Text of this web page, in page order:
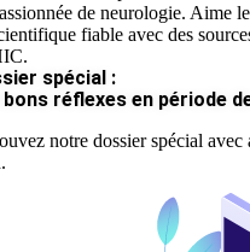
de neurologie. Aime
fiable avec des
spécial :
bons réflexes en période
notre dossier spécial